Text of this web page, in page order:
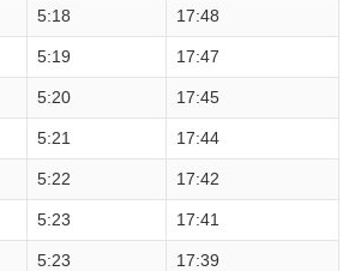
5:18 17:48
5:19 17:47
5:20 17:45
5:21 17:44
5:22 17:42
5:23 17:41
5:23 17:39